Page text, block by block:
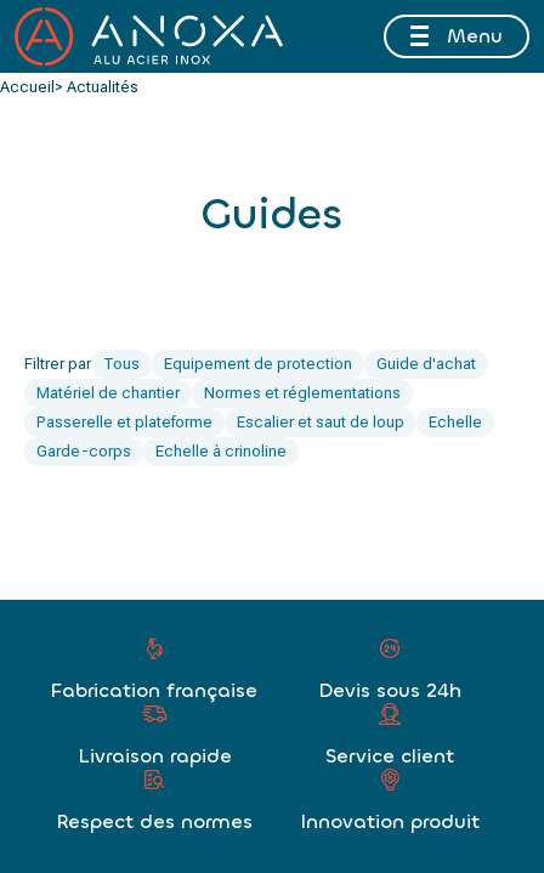
FERMETURE ESTIVALE DU 10 AU 16 AOÛT 2026 INCLUSMenu
Accueil > Actualités
Guides
Filtrer par Tous Equipement de protection
Guide d'achat
Matériel de chantier
Normes et réglementations
Passerelle et plateforme
Escalier et saut de loup
Echelle
Garde-corps
Echelle à crinoline
Fabrication française Devis sous 24h
Livraison rapide Service client
Respect des normes Innovation produit